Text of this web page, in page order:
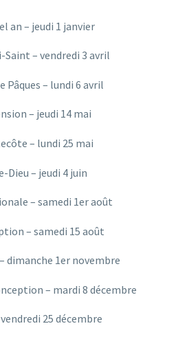
an – jeudi 1 janvier
Saint – vendredi 3 avril
Pâques – lundi 6 avril
– jeudi 14 mai
– lundi 25 mai
Dieu – jeudi 4 juin
– samedi 1er août
– samedi 15 août
dimanche 1er novembre
– mardi 8 décembre
25 décembre